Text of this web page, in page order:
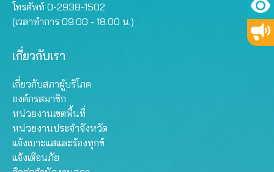
โทรศัพท์ 0-2938-1502
(เวลาทำการ 09.00 - 18.00 น.)
เกี่ยวกับเรา
เกี่ยวกับสภาผู้บริโภค
องค์กรสมาชิก
หน่วยงานเขตพื้นที่
หน่วยงานประจำจังหวัด
แจ้งเบาะแสและร้องทุกข์
แจ้งเตือนภัย